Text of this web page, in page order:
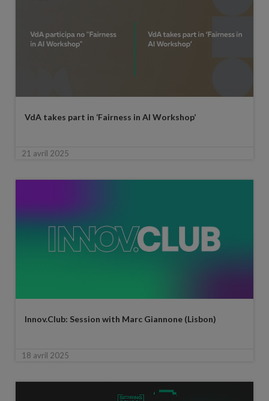
VdA takes part in ‘Fairness in AI Workshop’
21 avril 2025
Innov.Club: Session with Marc Giannone (Lisbon)
18 avril 2025